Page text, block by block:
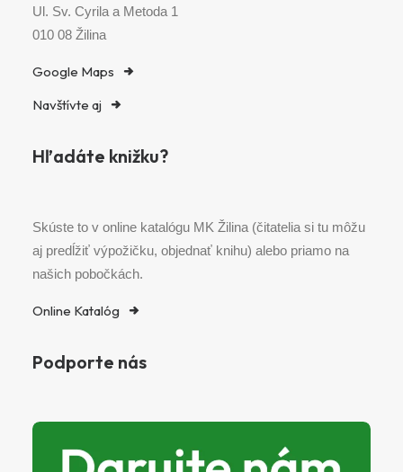
Ul. Sv. Cyrila a Metoda 1
010 08 Žilina
Google Maps
Navštívte aj
Hľadáte knižku?
Skúste to v online katalógu MK Žilina (čitatelia si tu môžu
aj predĺžiť výpožičku, objednať knihu) alebo priamo na
našich pobočkách.
Online Katalóg
Podporte nás